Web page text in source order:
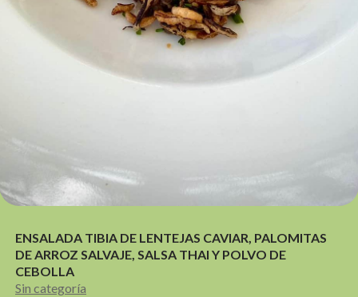
ENSALADA TIBIA DE LENTEJAS CAVIAR, PALOMITAS
DE ARROZ SALVAJE, SALSA THAI Y POLVO DE
CEBOLLA
Sin categoría